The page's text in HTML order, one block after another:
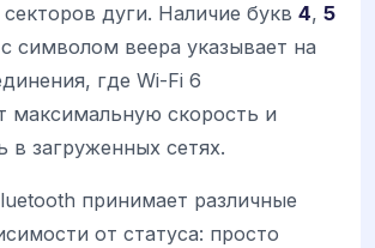
дуги. Наличие букв 4, 5
символом веера указывает на
где Wi-Fi 6
максимальную скорость и
в загруженных сетях.
принимает различные
от статуса: просто